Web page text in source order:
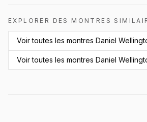
EXPLORER DES MONTRES
Voir toutes les montres Daniel
Voir toutes les montres Daniel